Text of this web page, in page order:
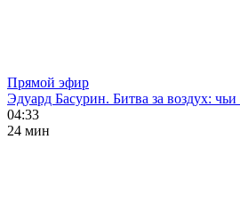
Прямой эфир
Эдуард Басурин. Битва за воздух:
04:33
24 мин